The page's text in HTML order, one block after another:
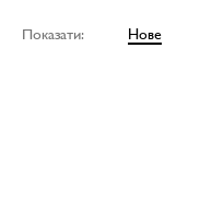
Показати: Нове